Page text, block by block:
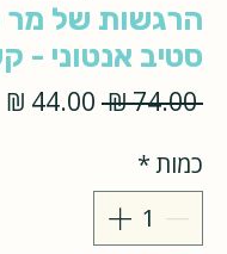
הרגשות של
סטיב אנטוני -
‏74.00 ‏₪
מחיר
כמות*